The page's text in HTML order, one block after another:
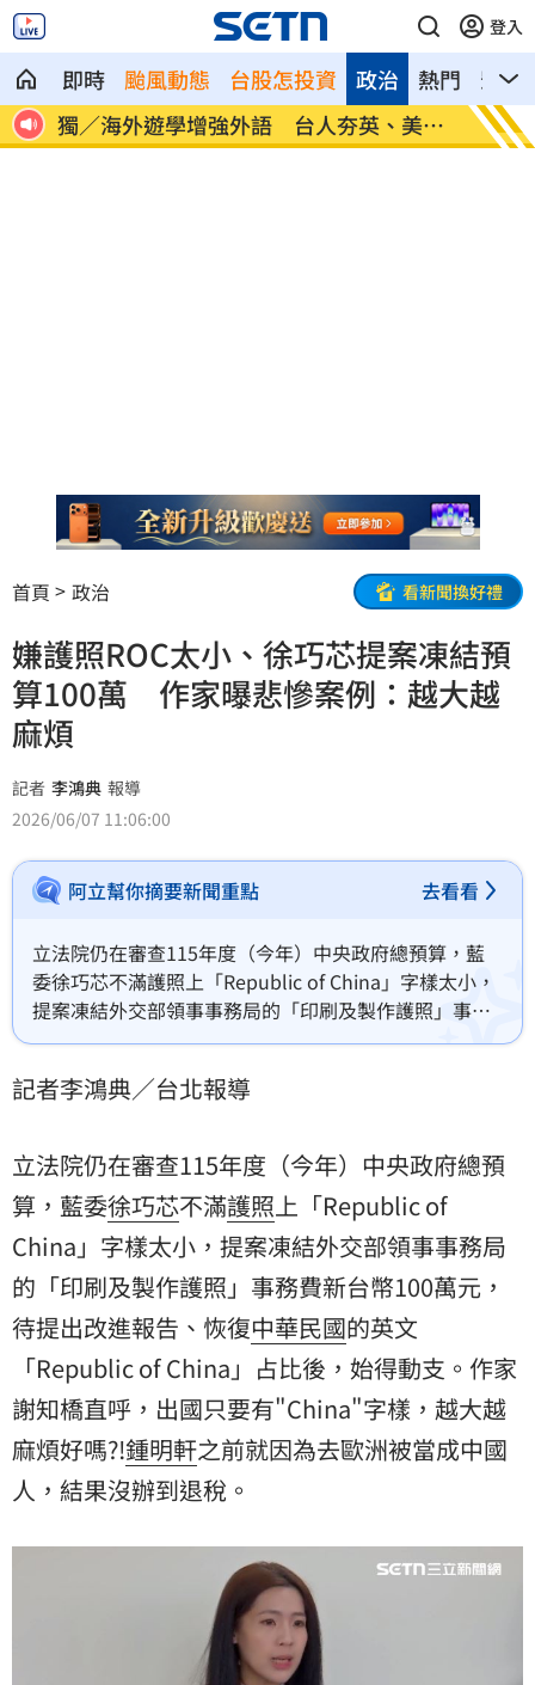
登入
即時 颱風動態 台股怎投資 熱門 影音
政治
30
獨／海外遊學增強外語 台人夯英、美、
加
長尾
因
首頁 政治 看新聞換好禮
嫌護照ROC太小、徐巧芯提案凍結預
算100萬 作家曝悲慘案例：越大越
麻煩
記者 李鴻典 報導
2026/06/07 11:06:00
阿立幫你摘要新聞重點 去看看
立法院仍在審查115年度（今年）中央政府總預算，藍
委徐巧芯不滿護照上「Republic of China」字樣太小，
提案凍結外交部領事事務局的「印刷及製作護照」事務
費新台幣100萬元，待提出改進報告、恢復中華民國的
知橋直呼，出國只要有"China"字樣，越大越麻煩好嗎?!
稅。
記者李鴻典／台北報導
立法院仍在審查115年度（今年）中央政府總預
算，藍委徐巧芯不滿護照上「Republic of
China」字樣太小，提案凍結外交部領事事務局
的「印刷及製作護照」事務費新台幣100萬元，
待提出改進報告、恢復中華民國的英文
「Republic of China」占比後，始得動支。作家
謝知橋直呼，出國只要有"China"字樣，越大越
麻煩好嗎?!鍾明軒之前就因為去歐洲被當成中國
人，結果沒辦到退稅。